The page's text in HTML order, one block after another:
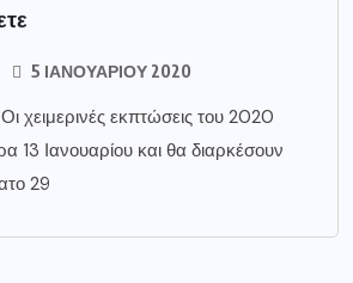
5 ΙΑΝΟΥΑΡΊΟΥ 2020
χειμερινές εκπτώσεις του 2020
13 Ιανουαρίου και θα διαρκέσουν
29